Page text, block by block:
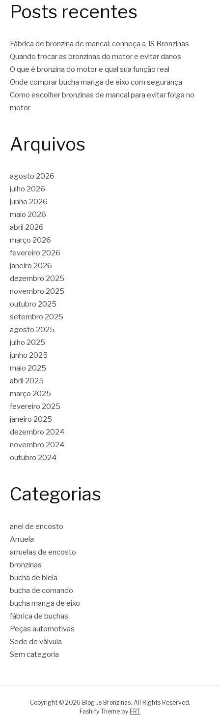
Posts recentes
Fábrica de bronzina de mancal: conheça a JS Bronzinas
Quando trocar as bronzinas do motor e evitar danos
O que é bronzina do motor e qual sua função real
Onde comprar bucha manga de eixo com segurança
Como escolher bronzinas de mancal para evitar folga no
motor
Arquivos
agosto 2026
julho 2026
junho 2026
maio 2026
abril 2026
março 2026
fevereiro 2026
janeiro 2026
dezembro 2025
novembro 2025
outubro 2025
setembro 2025
agosto 2025
julho 2025
junho 2025
maio 2025
abril 2025
março 2025
fevereiro 2025
janeiro 2025
dezembro 2024
novembro 2024
outubro 2024
Categorias
anel de encosto
Arruela
arruelas de encosto
bronzinas
bucha de biela
bucha de comando
bucha manga de eixo
fábrica de buchas
Peças automotivas
Sede de válvula
Sem categoria
Copyright © 2026 Blog Js Bronzinas. All Rights Reserved.
Fashify Theme by FRT